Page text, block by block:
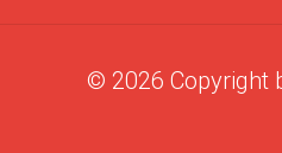
© 2026 Copyright